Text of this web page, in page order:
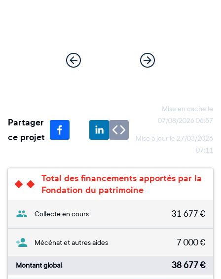
Partager
ce projet
Mise en cache le
07/08/2026 06:57
Mise à jour le 27/03/2026
07:11
Total des financements apportés par la
Fondation du patrimoine
Collecte en cours 31 677 €
Mécénat et autres aides 7 000€
Montant global 38 677€